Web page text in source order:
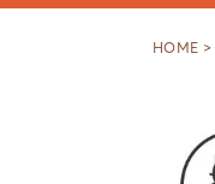
HOME